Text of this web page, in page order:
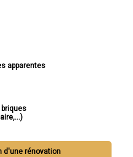
apparentes
d'une rénovation